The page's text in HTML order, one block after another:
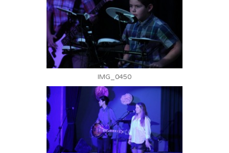
IMG_0450